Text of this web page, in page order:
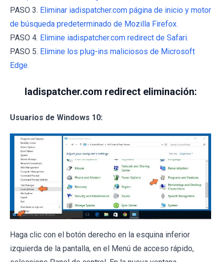
PASO 3. Eliminar iadispatcher.com página de inicio y motor
de búsqueda predeterminado de Mozilla Firefox.
PASO 4. Elimine iadispatcher.com redirect de Safari.
PASO 5. Elimine los plug-ins maliciosos de Microsoft
Edge.
Iadispatcher.com redirect eliminación:
Usuarios de Windows 10:
Haga clic con el botón derecho en la esquina inferior
izquierda de la pantalla, en el Menú de acceso rápido,